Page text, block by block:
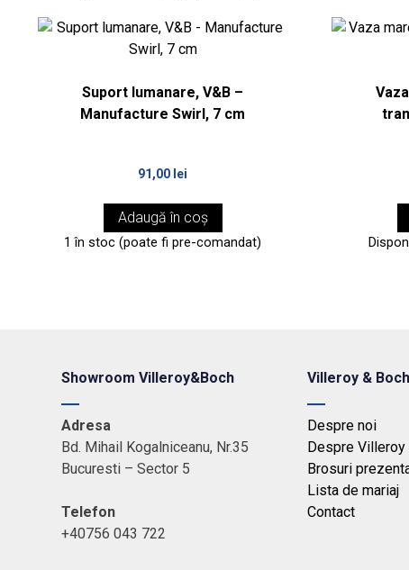
Suport lumanare, V&B –
Manufacture Swirl, 7 cm
91,00 lei
Adaugă în coș
1 în stoc (poate fi pre-comandat)
Showroom Villeroy&Boch
Adresa
Bd. Mihail Kogalniceanu, Nr.35
Bucuresti – Sector 5
Telefon
+40756 043 722
Villeroy & Boch
Despre noi
Despre Villeroy
Brosuri
Lista de mariaj
Contact